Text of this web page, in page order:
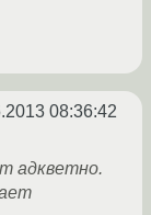
08:36:42
адкветно.